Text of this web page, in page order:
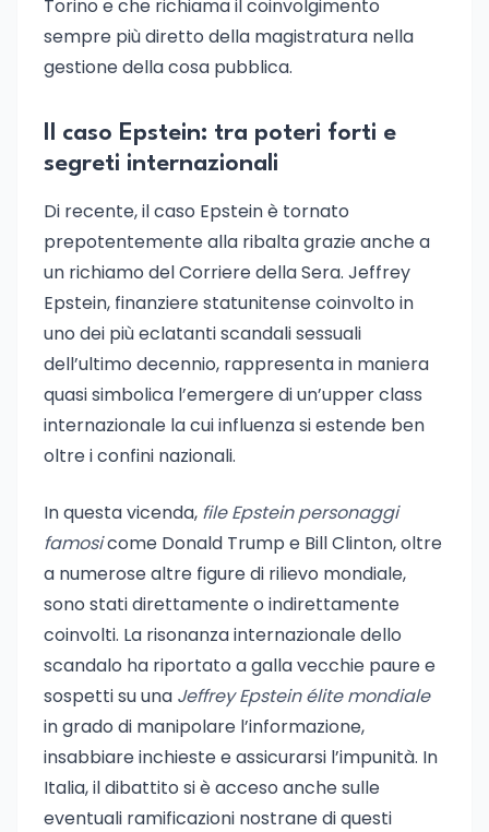
Torino e che richiama il coinvolgimento
sempre più diretto della magistratura nella
gestione della cosa pubblica.
Il caso Epstein: tra poteri forti e
segreti internazionali
Di recente, il caso Epstein è tornato
prepotentemente alla ribalta grazie anche a
un richiamo del Corriere della Sera. Jeffrey
Epstein, finanziere statunitense coinvolto in
uno dei più eclatanti scandali sessuali
dell’ultimo decennio, rappresenta in maniera
quasi simbolica l’emergere di un’upper class
internazionale la cui influenza si estende ben
oltre i confini nazionali.
In questa vicenda, file Epstein personaggi
famosicome Donald Trump e Bill Clinton, oltre
a numerose altre figure di rilievo mondiale,
sono stati direttamente o indirettamente
coinvolti. La risonanza internazionale dello
scandalo ha riportato a galla vecchie paure e
sospetti su una Jeffrey Epstein élite mondiale
in grado di manipolare l’informazione,
insabbiare inchieste e assicurarsi l’impunità. In
Italia, il dibattito si è acceso anche sulle
eventuali ramificazioni nostrane di questi